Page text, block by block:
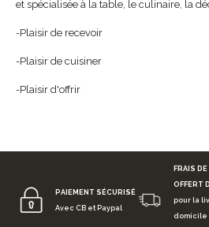
et spécialisée à la table, le culinaire, la
-Plaisir de recevoir
-Plaisir de cuisiner
-Plaisir d'offrir
PAIEMENT SÉCURISÉ
Avec CB et Paypal
FRAIS
OFFERT
pour la
domicile